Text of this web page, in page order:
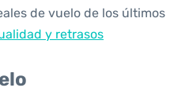
de vuelo de los últimos
y retrasos